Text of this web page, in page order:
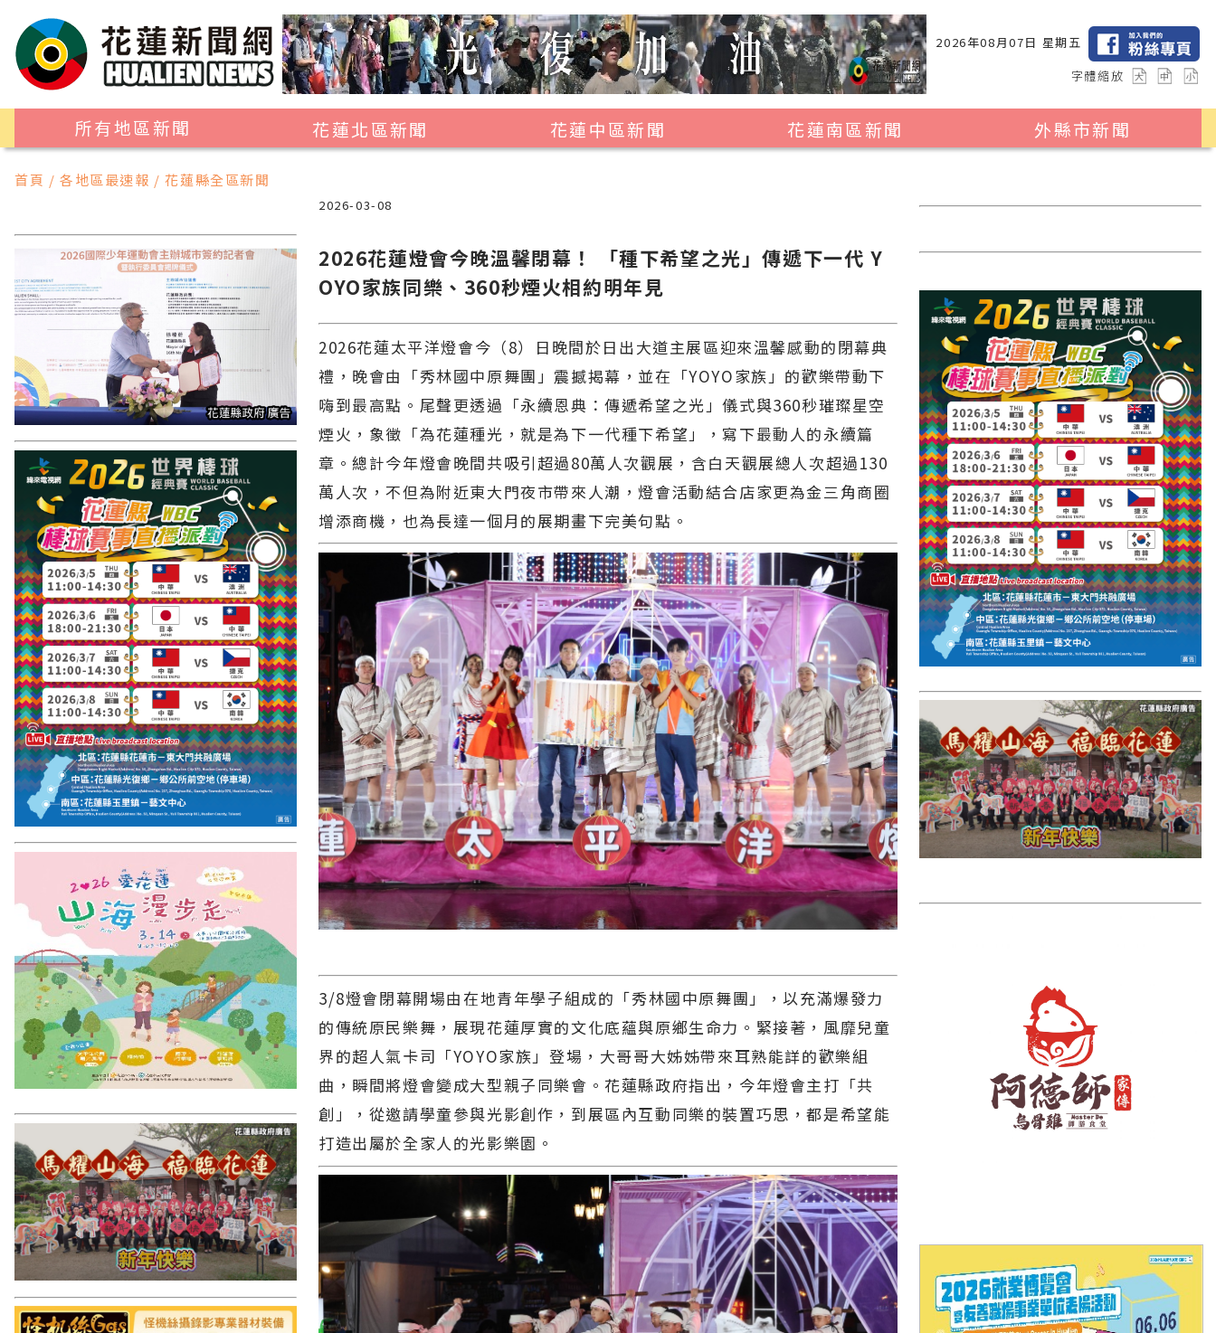
2026年08月07日 星期五
字體縮放
所有地區新聞
花蓮北區新聞
吉安鄉
秀林鄉
花蓮中區新聞
光復鄉
花蓮南區新聞
富里鄉
外縣市新聞
2024暑期夏令營專區
台中市
彰化縣
高雄市
國外報導
台東縣
關山鎮
苗栗縣
其他地區
新竹市
和平鄉
台南市
澎湖縣
香港
台東市
雲林縣
長濱鄉
彰化縣
首頁 / 各地區最速報 / 花蓮縣全區新聞
2026-03-08
2026花蓮燈會今晚溫馨閉幕！ 「種下希望之光」傳遞下一代 Y
OYO家族同樂、360秒煙火相約明年見
2026花蓮太平洋燈會今（8）日晚間於日出大道主展區迎來溫馨感動的閉幕典
禮，晚會由「秀林國中原舞團」震撼揭幕，並在「YOYO家族」的歡樂帶動下
嗨到最高點。尾聲更透過「永續恩典：傳遞希望之光」儀式與360秒璀璨星空
煙火，象徵「為花蓮種光，就是為下一代種下希望」，寫下最動人的永續篇
章。總計今年燈會晚間共吸引超過80萬人次觀展，含白天觀展總人次超過130
萬人次，不但為附近東大門夜市帶來人潮，燈會活動結合店家更為金三角商圈
增添商機，也為長達一個月的展期畫下完美句點。
3/8燈會閉幕開場由在地青年學子組成的「秀林國中原舞團」，以充滿爆發力
的傳統原民樂舞，展現花蓮厚實的文化底蘊與原鄉生命力。緊接著，風靡兒童
界的超人氣卡司「YOYO家族」登場，大哥哥大姊姊帶來耳熟能詳的歡樂組
曲，瞬間將燈會變成大型親子同樂會。花蓮縣政府指出，今年燈會主打「共
創」，從邀請學童參與光影創作，到展區內互動同樂的裝置巧思，都是希望能
打造出屬於全家人的光影樂園。